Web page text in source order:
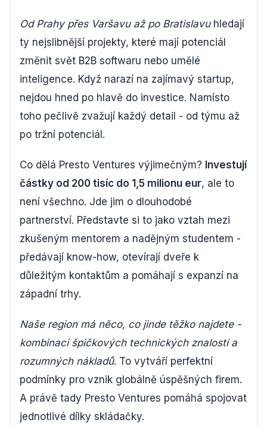
Od Prahy přes Varšavu až po Bratislavuhledají
ty nejslibnější projekty, které mají potenciál
změnit svět B2B softwaru nebo umělé
inteligence. Když narazí na zajímavý startup,
nejdou hned po hlavě do investice. Namísto
toho pečlivě zvažují každý detail - od týmu až
po tržní potenciál.
Co dělá Presto Ventures výjimečným? Investují
částky od 200 tisíc do 1,5 milionu eur, ale to
není všechno. Jde jim o dlouhodobé
partnerství. Představte si to jako vztah mezi
zkušeným mentorem a nadějným studentem -
předávají know-how, otevírají dveře k
důležitým kontaktům a pomáhají s expanzí na
západní trhy.
Naše region má něco, co jinde těžko najdete -
kombinaci špičkových technických znalostí a
rozumných nákladů. To vytváří perfektní
podmínky pro vznik globálně úspěšných firem.
A právě tady Presto Ventures pomáhá spojovat
jednotlivé dílky skládačky.